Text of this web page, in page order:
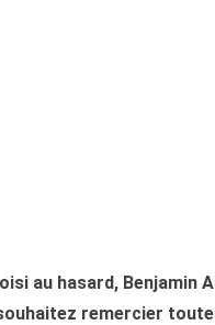
au hasard, Benjamin
remercier